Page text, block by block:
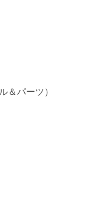
＆パーツ）